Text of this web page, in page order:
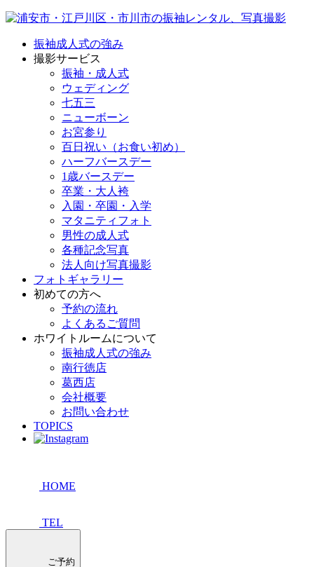
振袖成人式の強み
撮影サービス
振袖・成人式
ウェディング
七五三
ニューボーン
お宮参り
百日祝い（お食い初め）
ハーフバースデー
1歳バースデー
卒業・大人袴
入園・卒園・入学
マタニティフォト
男性の成人式
各種記念写真
法人向け写真撮影
フォトギャラリー
初めての方へ
予約の流れ
よくあるご質問
ホワイトルームについて
振袖成人式の強み
南行徳店
葛西店
会社概要
お問い合わせ
TOPICS
HOME
TEL
ご予約